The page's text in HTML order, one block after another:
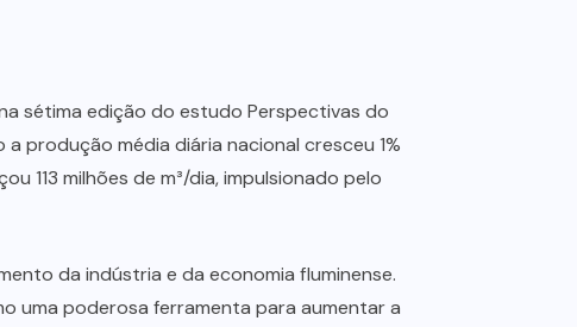
sétima edição do estudo Perspectivas do
produção média diária nacional cresceu 1%
113 milhões de m³/dia, impulsionado pelo
da indústria e da economia fluminense.
uma poderosa ferramenta para aumentar a